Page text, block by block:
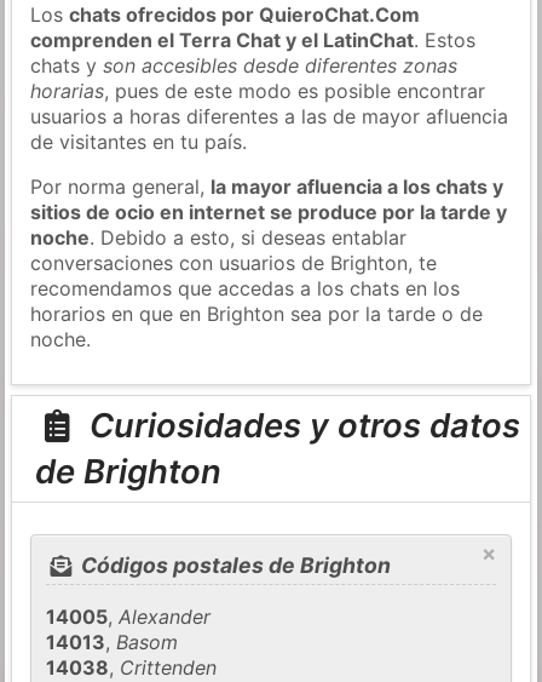
Loschats ofrecidos por QuieroChat.Com
comprenden el Terra Chat y el LatinChat. Estos
chats yson accesibles desde diferentes zonas
horarias, pues de este modo es posible encontrar
usuarios a horas diferentes a las de mayor afluencia
de visitantes en tu país.
Por norma general, la mayor afluencia a los chats y
sitios de ocio en internet se produce por la tarde y
noche. Debido a esto, si deseas entablar
conversaciones con usuarios de Brighton, te
recomendamos que accedas a los chats en los
horarios en que en Brighton sea por la tarde o de
noche.
Curiosidades y otros datos
de Brighton
×
Códigos postales de Brighton
14005,Alexander
14013,Basom
14038, Crittenden